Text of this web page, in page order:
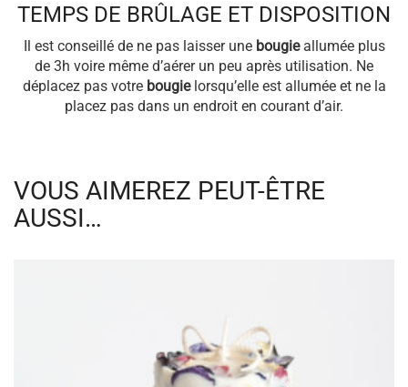
TEMPS DE BRÛLAGE ET DISPOSITION
Il est conseillé de ne pas laisser une bougieallumée plus
de 3h voire même d’aérer un peu après utilisation. Ne
déplacez pas votre bougielorsqu’elle est allumée et ne la
placez pas dans un endroit en courant d’air.
VOUS AIMEREZ PEUT-ÊTRE
AUSSI…